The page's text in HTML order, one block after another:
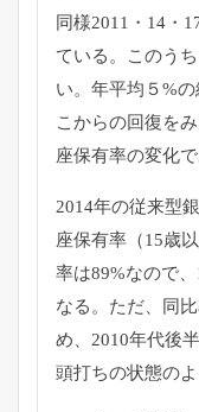
同様2011・14・
ている。このう
い。年平均５%
こからの回復を
座保有率の変化で
2014年の従来型
座保有率（15歳
率は89%なので
なる。ただ、同
め、2010年代後
頭打ちの状態のよ